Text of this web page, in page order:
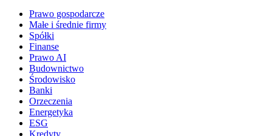
Prawo gospodarcze
Małe i średnie firmy
Spółki
Finanse
Prawo AI
Budownictwo
Środowisko
Banki
Orzeczenia
Energetyka
ESG